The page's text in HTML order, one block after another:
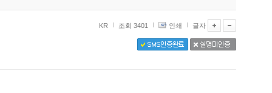
KR 조회 3401 인쇄 글자